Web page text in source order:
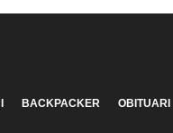
BACKPACKER OBITUARI